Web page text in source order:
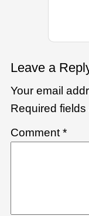
Leave a
Your email
Required
Comment *